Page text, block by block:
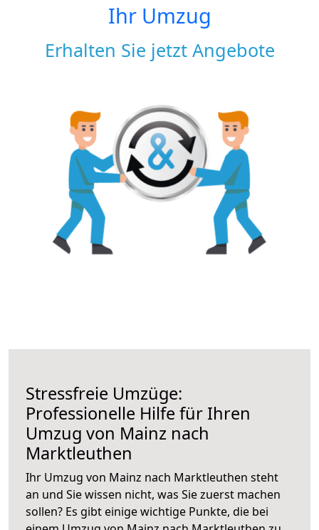
Ihr Umzug
Erhalten Sie jetzt Angebote
Stressfreie Umzüge:
Professionelle Hilfe für Ihren
Umzug von Mainz nach
Marktleuthen
Ihr Umzug von Mainz nach Marktleuthen steht
an und Sie wissen nicht, was Sie zuerst machen
sollen? Es gibt einige wichtige Punkte, die bei